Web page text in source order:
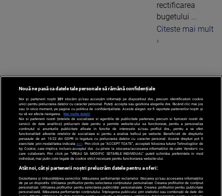
rectificarea
bugetului ...
Citeste mai mult
›
1
Nouă ne pasă ca datele tale personale să rămână confidențiale
Noi și partenerii noștri 201 stocăm și/sau accesăm informații pe dispozitivul dvs., precum identificatorii cookie
unici pentru prelucrarea datelor cu caracter personal. Puteți accepta sau gestiona alegerile dvs. făcând clic mai jos
sau în orice moment, pe pagina cu politica de confidențialitate. Aceste alegeri vor fi raportate partenerilor noștri și
nu vă vor afecta navigarea.
Mai multe detalii
Noi si partenerii nostri (retelele de socializare si agentiile de publicitate partenere, precum si furnizorii nostri de
servicii de date analitice) prelucram date pentru a permite website-ului sa functioneze, pentru a personaliza
continutul si anunturile publicitare afisate in functie de interesele si/sau profilul dvs., pentru a va oferi
functionalitati aferente retelelor de socializare si pentru a analiza traficul pe website. Beneficiati de drepturile
prevazute de art. 15-22 din GDPR in legatura cu prelucrarea datelor cu caracter personal. Aceste drepturi pot fi
exercitate prin modalitatea indicataaici . Prin click pe “ACCEPT TOATE”, acceptati folosirea tuturor Tehnologiilor de
tip Cookie, care implica inclusiv acceptul dvs. cu privire la stocarea/accesarea informatiilor de catre Vendor-ii cu
care colaboram. Prin click pe “VREAU SA MODIFIC SETARILE INDIVIDUAL” puteti schimba preferintele in mod
individual, mai putin cele legate de cookie strict necesare pentru functionarea website-ului.
Atât noi, cât și partenerii noștri prelucrăm datele pentru a oferi:
Dezvoltarea și îmbunătățirea serviciilor. Măsurarea performanței reclamelor. Stocarea și/sau accesarea informațiilor
de pe un dispozitiv. Utilizarea profilurilor pentru selectarea conținutului personalizat. Crearea profilurilor de conținut
personalizat. Utilizarea profilurilor pentru selectarea publicității personalizate. Crearea profilurilor pentru publicitate
personalizată. Măsurarea performanței conținutului. Înțelegerea publicului prin statistici sau combinații de date din